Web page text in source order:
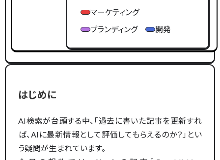
マーケティング
ブランディング
開発
はじめに
AI検索が台頭する中、「過去に書いた記事を更新すれ
ば、AIに最新情報として評価してもらえるのか？」とい
う疑問が生まれています。